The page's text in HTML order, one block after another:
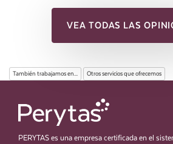
VEA TODAS LAS
También trabajamos en... Otros servicios que ofrecemos
PERYTAS es una empresa certificada en el